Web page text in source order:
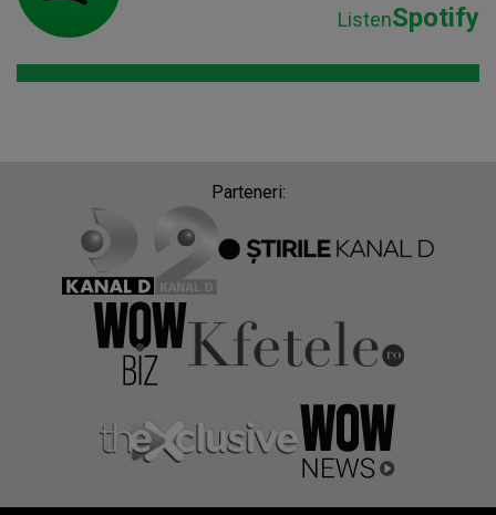
ListenSpotify
Parteneri: